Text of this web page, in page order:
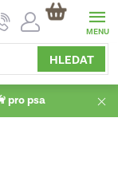
HLEDAT
NÁKUPNÍ
KOŠÍK
pro psa